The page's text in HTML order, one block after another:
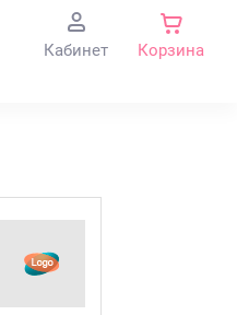
Кабинет Корзина